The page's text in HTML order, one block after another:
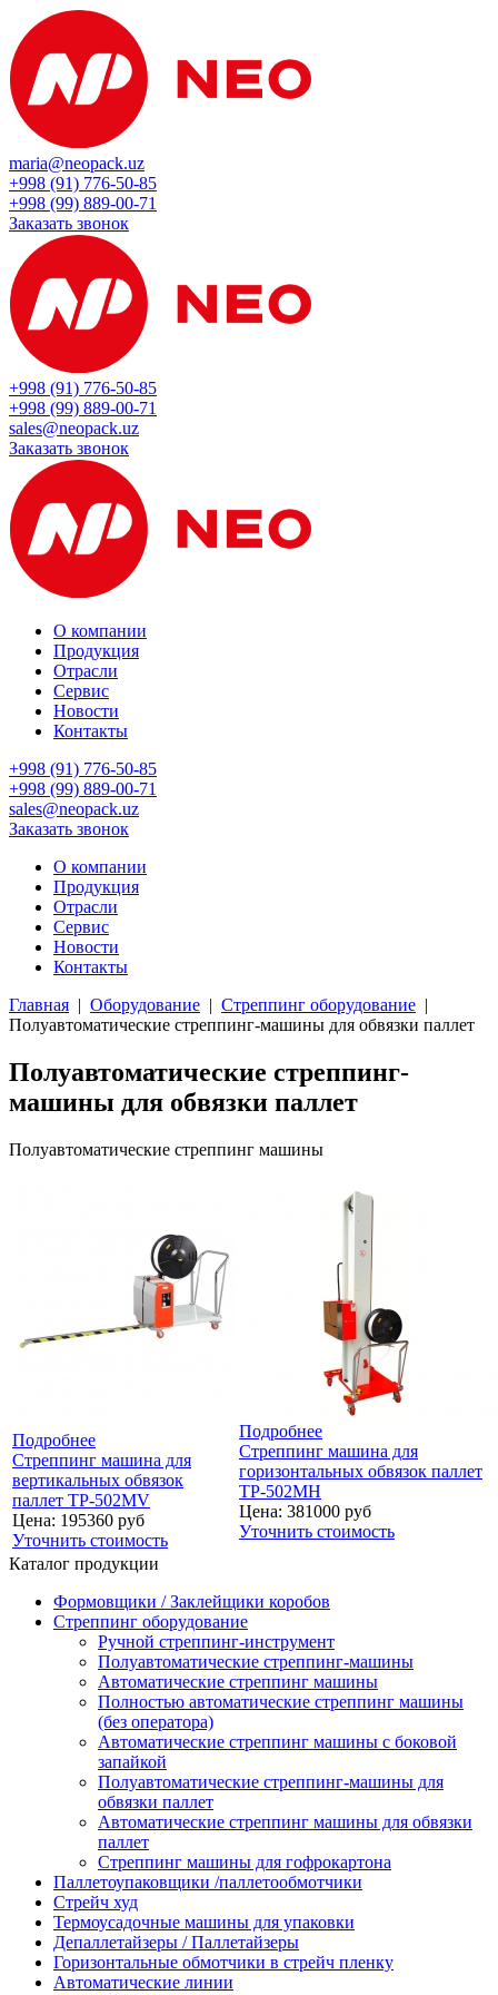
maria@neopack.uz
+998 (91) 776-50-85
+998 (99) 889-00-71
Заказать звонок
+998 (91) 776-50-85
+998 (99) 889-00-71
sales@neopack.uz
Заказать звонок
О компании
Продукция
Отрасли
Сервис
Новости
Контакты
+998 (91) 776-50-85
+998 (99) 889-00-71
sales@neopack.uz
Заказать звонок
О компании
Продукция
Отрасли
Сервис
Новости
Контакты
Главная | Оборудование | Стреппинг оборудование |
Полуавтоматические стреппинг-машины для обвязки паллет
Полуавтоматические стреппинг-
машины для обвязки паллет
Полуавтоматические стреппинг машины
Подробнее
Стреппинг машина для
вертикальных обвязок
паллет TP-502MV
Цена: 195360 руб
Уточнить стоимость
Подробнее
Стреппинг машина для
горизонтальных обвязок паллет
TP-502MН
Цена: 381000 руб
Уточнить стоимость
Каталог продукции
Формовщики / Заклейщики коробов
Стреппинг оборудование
Ручной стреппинг-инструмент
Полуавтоматические стреппинг-машины
Автоматические стреппинг машины
Полностью автоматические стреппинг машины
(без оператора)
Автоматические стреппинг машины с боковой
запайкой
Полуавтоматические стреппинг-машины для
обвязки паллет
Автоматические стреппинг машины для обвязки
паллет
Стреппинг машины для гофрокартона
Паллетоупаковщики /паллетообмотчики
Стрейч худ
Термоусадочные машины для упаковки
Депаллетайзеры / Паллетайзеры
Горизонтальные обмотчики в стрейч пленку
Автоматические линии